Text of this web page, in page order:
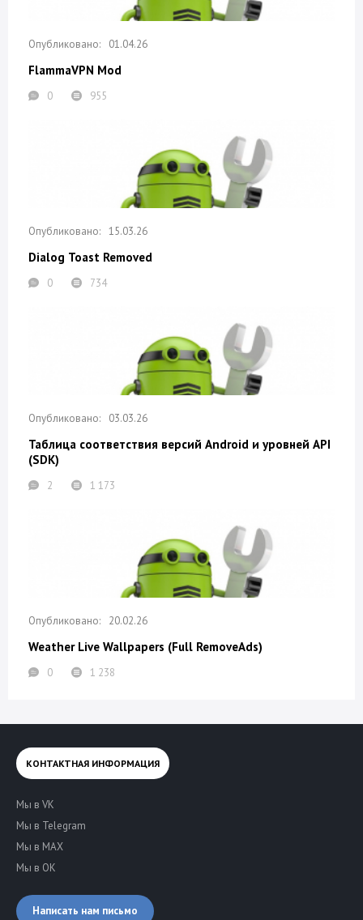
01.04.26
FlammaVPN Mod
0 955
15.03.26
Dialog Toast Removed
0 734
03.03.26
Таблица соответствия версий Android и уровней API
(SDK)
2 1 173
20.02.26
Weather Live Wallpapers (Full RemoveAds)
0 1 238
КОНТАКТНАЯ ИНФОРМАЦИЯ
Мы в VK
Мы в Telegram
Мы в MAX
Мы в OK
Написать нам письмо